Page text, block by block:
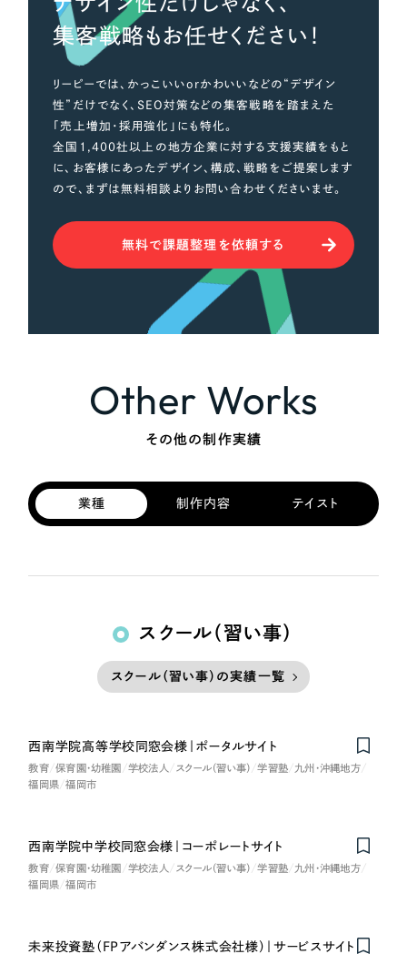
集客戦略もお任せください！
リーピーでは、かっこいいorかわいいなどの“デザイン
性”だけでなく、SEO対策などの集客戦略を踏まえた
「売上増加・採用強化」にも特化。
全国1,400社以上の地方企業に対する支援実績をもと
に、お客様にあったデザイン、構成、戦略をご提案します
ので、まずは無料相談よりお問い合わせくださいませ。
無料で課題整理を依頼する
Other Works
その他の制作実績
業種 制作内容 テイスト
スクール（習い事）
スクール（習い事）の実績一覧
西南学院高等学校同窓会様｜ポータルサイト
教育 保育園・幼稚園 学校法人 スクール（習い事） 学習塾
九州・沖縄地方
福岡県
福岡市
西南学院中学校同窓会様｜コーポレートサイト
教育 保育園・幼稚園 学校法人 スクール（習い事） 学習塾
九州・沖縄地方
福岡県
福岡市
未来投資塾（FPアバンダンス株式会社様）｜サービスサイト